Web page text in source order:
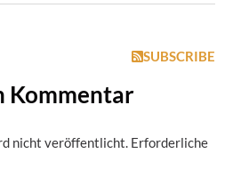
SUBSCRIBE
Kommentar
nicht veröffentlicht. Erforderliche